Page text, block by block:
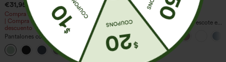
€31,95 EUR
Compra 2 y obtén un 10% de descuento
| Compra 3 y obtén un 20% de
descuento
Pantalones cortos de yoga 2 en 1 con
bolsillo trasero de talle muy alto y
bolsillo lateral oculto de 5&#39;&#39;
de longitud más larga
€26,95 EUR
Compra 1 y llévate 1 gratis
Blusa oversize de trabajo con escote en
V y manga corta, resistente a las arrugas